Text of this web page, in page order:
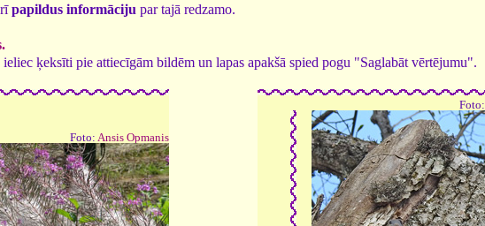
papildus informāciju par tajā redzamo.
ķeksīti pie attiecīgām bildēm un lapas apakšā spied pogu "Saglabāt vērtējumu".
Foto: Ansis Opmanis
Foto: